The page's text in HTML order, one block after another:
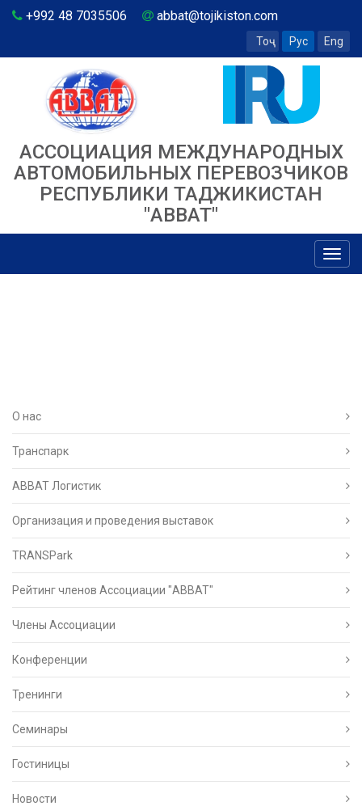
+992 48 7035506 abbat@tojikiston.com
Тоҷ Рус Eng
АССОЦИАЦИЯ МЕЖДУНАРОДНЫХ
АВТОМОБИЛЬНЫХ ПЕРЕВОЗЧИКОВ
РЕСПУБЛИКИ ТАДЖИКИСТАН
"ABBAT"
О нас
Транспарк
ABBAT Логистик
Организация и проведения выставок
TRANSPark
Рейтинг членов Ассоциации "АВВАТ"
Члены Ассоциации
Конференции
Тренинги
Семинары
Гостиницы
Новости